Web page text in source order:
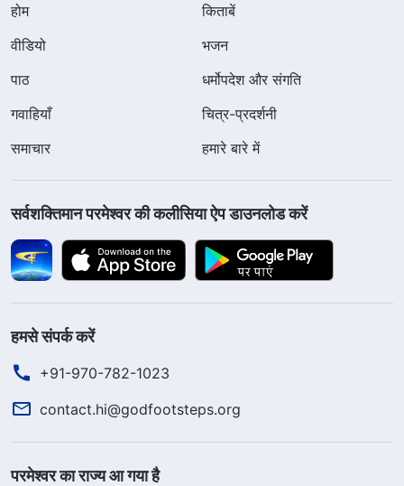
होम
किताबें
वीडियो
भजन
पाठ
धर्मोपदेश और संगति
गवाहियाँ
चित्र-प्रदर्शनी
समाचार
हमारे बारे में
सर्वशक्तिमान परमेश्वर की कलीसिया ऐप डाउनलोड करें
हमसे संपर्क करें
+91-970-782-1023
contact.hi@godfootsteps.org
परमेश्वर का राज्य आ गया है